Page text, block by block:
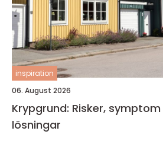
inspiration
06. August 2026
Krypgrund: Risker,
lösningar